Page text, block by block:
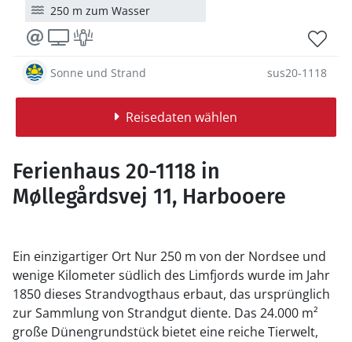
250 m zum Wasser
Sonne und Strand sus20-1118
Reisedaten wählen
Ferienhaus 20-1118 in
Møllegårdsvej 11, Harbooere
Ein einzigartiger Ort Nur 250 m von der Nordsee und
wenige Kilometer südlich des Limfjords wurde im Jahr
1850 dieses Strandvogthaus erbaut, das ursprünglich
zur Sammlung von Strandgut diente. Das 24.000 m²
große Dünengrundstück bietet eine reiche Tierwelt,